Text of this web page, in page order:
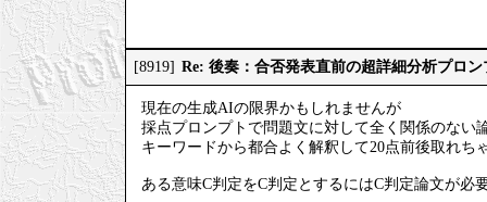
[8919] Re: 後奏：合否発表直前の超詳細分析プロ
現在の生成AIの限界かもしれませんが
採点プロンプトで問題文に対して全く関係のない
キーワードから都合よく解釈して20点前後取れち
ある意味C判定をC判定とするにはC判定論文が必